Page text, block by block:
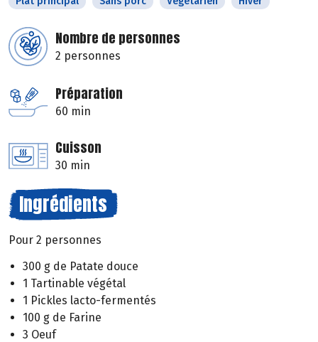
Nombre de personnes
2 personnes
Préparation
60 min
Cuisson
30 min
Ingrédients
Pour 2 personnes
300 g de Patate douce
1 Tartinable végétal
1 Pickles lacto-fermentés
100 g de Farine
3 Oeuf